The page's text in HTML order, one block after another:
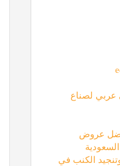
عربي لصناع
عروض
الكنب في